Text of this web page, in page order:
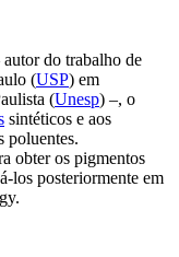
do trabalho de
(USP) em
(Unesp) –, o
sintéticos e aos
poluentes.
obter os pigmentos
los posteriormente em